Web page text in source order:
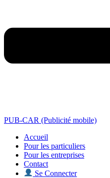
PUB-CAR (Publicité mobile)
Accueil
Pour les particuliers
Pour les entreprises
Contact
Se Connecter